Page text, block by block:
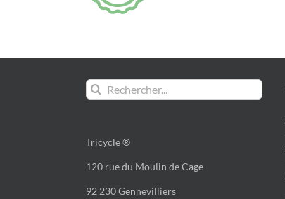
Rechercher:
Tricycle ®
120 rue du Moulin de Cage
92 230 Gennevilliers